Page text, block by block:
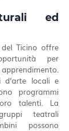
ed
Ticino offre
per
d’arte locali e
programmi
talenti. La
teatrali
possono